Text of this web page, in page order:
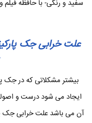
سفید و رنگی- با حافظه فیلم
علت خرابی جک
بیشتر مشکلاتی که در جک
ایجاد می شود درست و
آن می باشد علت خرابی جک